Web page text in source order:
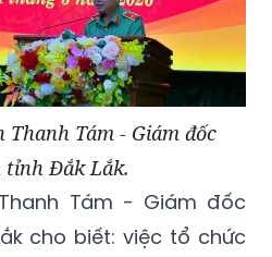
Tám - Giám đốc
tỉnh Đắk Lắk.
Tám - Giám đốc
cho biết: việc tổ chức